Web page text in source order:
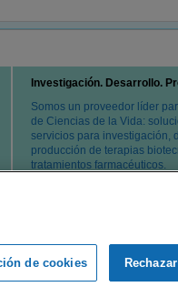
Investigación. Desarrollo.
Somos un proveedor líder
de Ciencias de la Vida:
servicios para investigación,
producción de terapias
tratamientos farmacéuticos.
de privacidad
de cookies